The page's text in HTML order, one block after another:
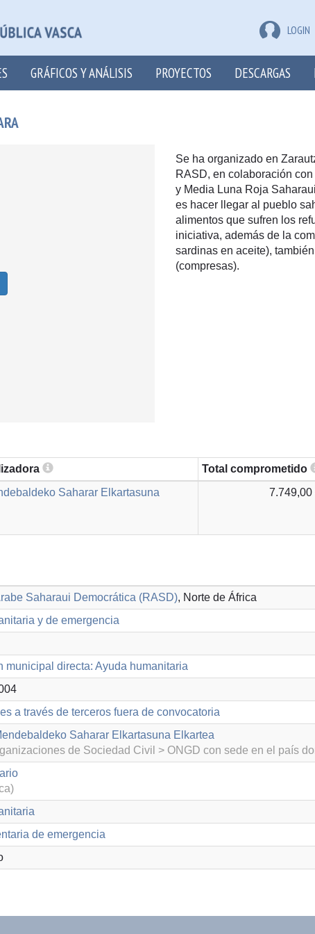
LOGIN
GRÁFICOS Y ANÁLISIS PROYECTOS DESCARGAS
Se ha organizado en
RASD, en colaboración
y Media Luna Roja
es hacer llegar al pueblo
alimentos que sufren los
iniciativa, además de la
sardinas en aceite),
(compresas).
Total comprometido
Saharar Elkartasuna
7.749,00
Saharaui Democrática (RASD), Norte de África
y de emergencia
municipal directa: Ayuda humanitaria
a través de terceros fuera de convocatoria
Saharar Elkartasuna Elkartea
de Sociedad Civil > ONGD con sede en el país
de emergencia